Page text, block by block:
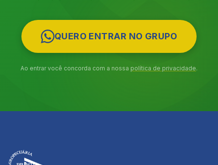
QUERO ENTRAR NO GRUPO
Ao entrar você concorda com a nossa política de privacidade.